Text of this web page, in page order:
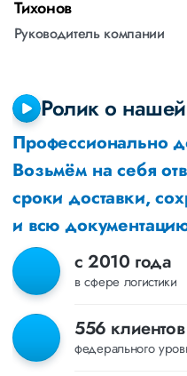
Тихонов
Руководитель компании
Ролик о
Профессионально
Возьмём на себя
сроки доставки,
и всю
с 2010 года
в сфере логистики
556 клиентов
федерального